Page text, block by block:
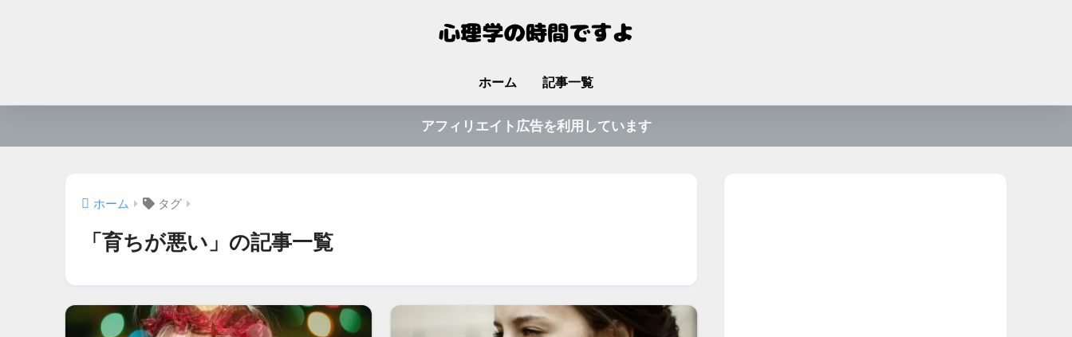
ホーム 記事一覧
アフィリエイト広告を利用しています
ホーム タグ
「育ちが悪い」の記事一覧